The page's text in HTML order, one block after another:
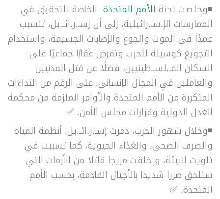
◾وخلصت لجنة للأمم المتحدة الخاصة للتحقيق في
الممارسات الإ.سـ.رائيلية، إلى أن إسـ.ر.ائـ.يل، تتسبب
عمدًا في الموت والجوع والإصابات الجسيمة، واستخدام
التجويع كوسيلة للحرب وتفرض عقابًا جماعيًا على
السكان الفـ.لسـ.طينيين، فضلًا عن قتل المدنيين
والعاملين في المجال الإنساني، على الرغم من النداءات
المتكررة من الأمم المتحدة والأوامر الملزمة من محكمة
العدل الدولية وقرارات مجلس الأمن. ✅
◾وخلال شهور الحرب، دمرت إسـ.ر.ائـ.يل، أنظمة المياه
والصرف الصحي، والغذاء الحيوية، كما تسببت في
تلويث البيئة، و خلقت مزيجا قاتلا من الأزمات التي
ستلحق ضررا شديدا بالأجيال القادمة، بحسب الأمم
المتحدة. ✅